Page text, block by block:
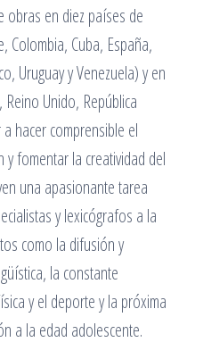
obras en diez países de
Colombia, Cuba, España,
Uruguay y Venezuela) y en
Unido, República
a hacer comprensible el
fomentar la creatividad del
una apasionante tarea
y lexicógrafos a la
como la difusión y
la constante
y el deporte y la próxima
a la edad adolescente.